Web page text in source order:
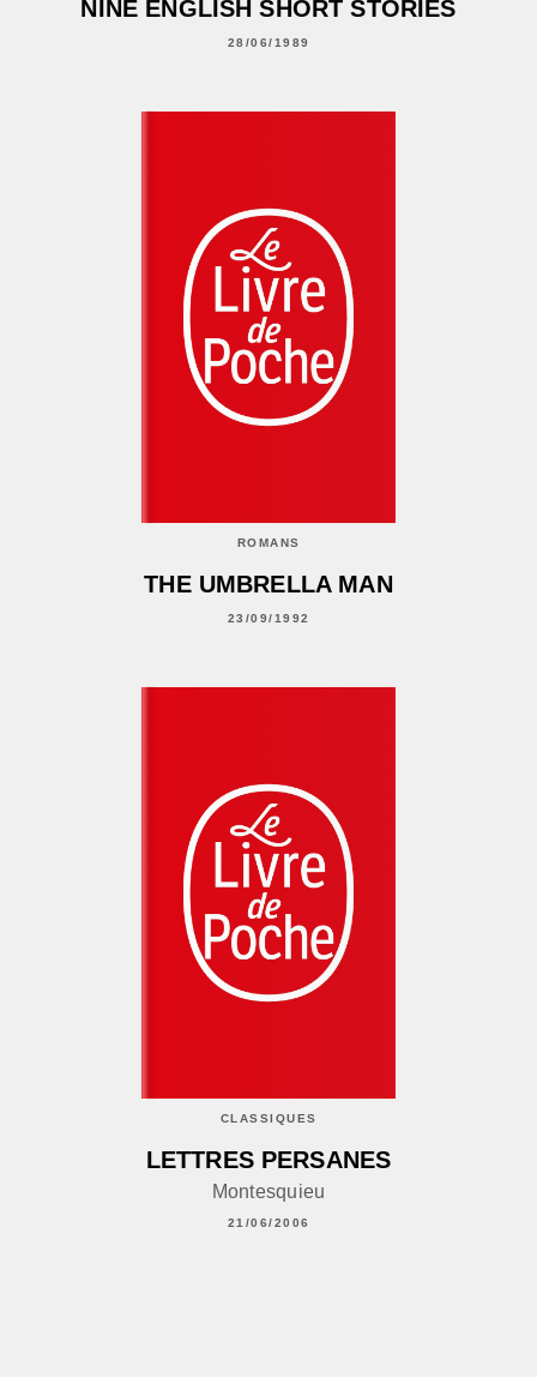
NINE ENGLISH SHORT STORIES
28/06/1989
ROMANS
THE UMBRELLA MAN
23/09/1992
CLASSIQUES
LETTRES PERSANES
Montesquieu
21/06/2006